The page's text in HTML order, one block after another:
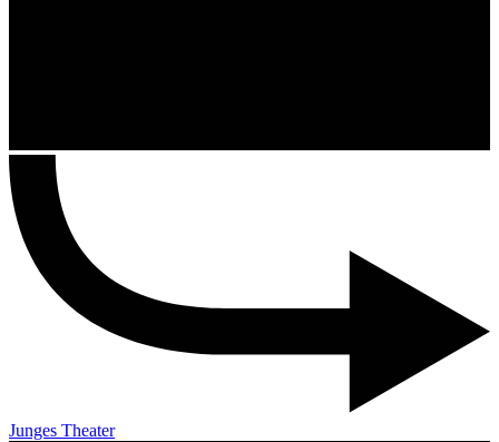
Junges Theater